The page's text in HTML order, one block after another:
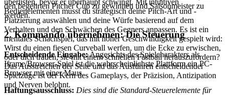
überlisten, bevor er überhaupt schwingt. Mit intuitiven
Bedienelementen musst du strategisch deine Pitch-Art und -
Platzierung auswählen und deine Würfe basierend auf dem
Verhalten und den Schwächen des Gegners anpassen. Es ist ein
mentales Schachspiel, das mit hoher Geschwindigkeit gespielt wird:
Wirst du einen fiesen Curveball werfen, um die Ecke zu erwischen,
oder dich trauen, sie mit einem schnellen Fastball herauszufordern?
Das Ausstreichen der Seite und das Ausführen entscheidender
Spielzüge ist der Kern des Gameplays, der Präzision, Antizipation
und Nerven belohnt.
den begehrten Pitcher Cup zu gewinnen und Saisonmeister zu
werden.
2. Kommando übernehmen: Die Steuerung
Entscheidende Eingabe:Angesichts des Spielcharakters als
Iframe/Browser-Spiel ist die wahrscheinlichste Plattform ein PC-
Browser mit einer Maus.
Haftungsausschluss: Dies sind die Standard-Steuerelemente für